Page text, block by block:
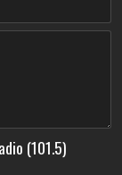
(101.5)